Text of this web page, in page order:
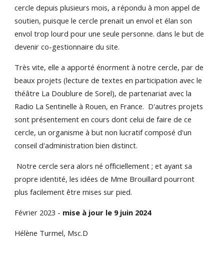
cercle depuis plusieurs mois, a répondu à mon appel de
soutien, puisque le cercle prenait un envol et élan son
envol trop lourd pour une seule personne. dans le but de
devenir co-gestionnaire du site.
Très vite, elle a apporté énorment à notre cercle, par de
beaux projets (lecture de textes en participation avec le
théâtre La Doublure de Sorel), de partenariat avec la
Radio La Sentinelle à Rouen, en France. D'autres projets
sont présentement en cours dont celui de faire de ce
cercle, un organisme à but non lucratif composé d'un
conseil d'administration bien distinct.
Notre cercle sera alors né officiellement ; et ayant sa
propre identité, les idées de Mme Brouillard pourront
plus facilement être mises sur pied.
Février 2023 - mise à jour le 9 juin 2024
Hélène Turmel, Msc.D